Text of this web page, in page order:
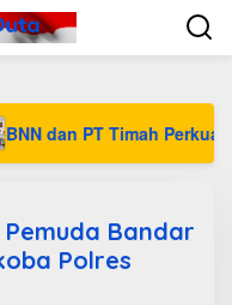
Timah Perkuat Sinergi
Bandar
Polres